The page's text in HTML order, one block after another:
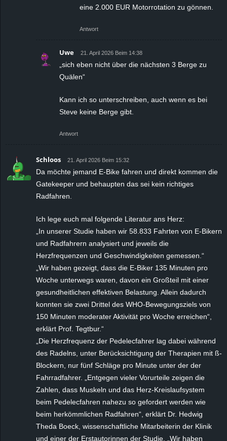
eine 2.000 EUR Motorrotation zu gönnen.
Antwort
Uwe 21. April 2026 Beim 14:38
„sich eben nicht über die nächsten 3 Berge zu
Quälen“
Kann ich so unterschreiben, auch wenn es bei
Steve keine Berge gibt.
Antwort
Schloos 21. April 2026 Beim 15:32
Da möchte jemand E-Bike fahren und direkt kommen die
Gatekeeper und behaupten das sei kein richtiges
Radfahren.
Ich lege euch mal folgende Literatur ans Herz:
„In unserer Studie haben wir 58.833 Fahrten von E-Bikern
und Radfahrern analysiert und jeweils die
Herzfrequenzen und Geschwindigkeiten gemessen.“
„Wir haben gezeigt, dass die E-Biker 135 Minuten pro
Woche unterwegs waren, davon ein Großteil mit einer
gesundheitlichen effektiven Belastung. Allein dadurch
konnten sie zwei Drittel des WHO-Bewegungsziels von
150 Minuten moderater Aktivität pro Woche erreichen“,
erklärt Prof. Tegtbur.“
„Die Herzfrequenz der Pedelecfahrer lag dabei während
des Radelns, unter Berücksichtigung der Therapien mit ß-
Blockern, nur fünf Schläge pro Minute unter der der
Fahrradfahrer. „Entgegen vieler Vorurteile zeigen die
Zahlen, dass Muskeln und das Herz-Kreislaufsystem
beim Pedelecfahren nahezu so gefordert werden wie
beim herkömmlichen Radfahren“, erklärt Dr. Hedwig
Theda Boeck, wissenschaftliche Mitarbeiterin der Klinik
und einer der Erstautorinnen der Studie. „Wir haben